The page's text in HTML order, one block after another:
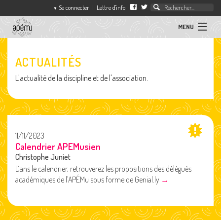
▼ Se connecter | Lettre d'info
association
des
professeurs
d'éducation
musicale
MENU
ARTICLES
SÉQUENCES
L'APEMU
CONTACT
ACTUALITÉS
L'actualité de la discipline et de l'association.
11/11/2023
Calendrier APEMusien
Christophe Juniet
Dans le calendrier, retrouverez les propositions des délégués
académiques de l'APÉMu sous forme de Genial.ly →